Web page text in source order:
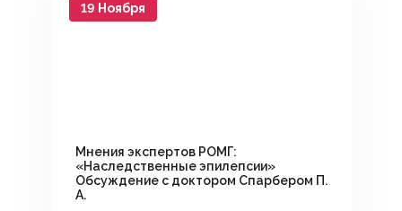
19 Ноября
Мнения экспертов РОМГ:
«Наследственные эпилепсии»
Обсуждение с доктором Спарбером П.
А.